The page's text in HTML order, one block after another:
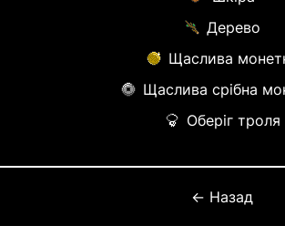
Дерево
Щаслива
Щаслива срібна
Оберіг троля
← Назад